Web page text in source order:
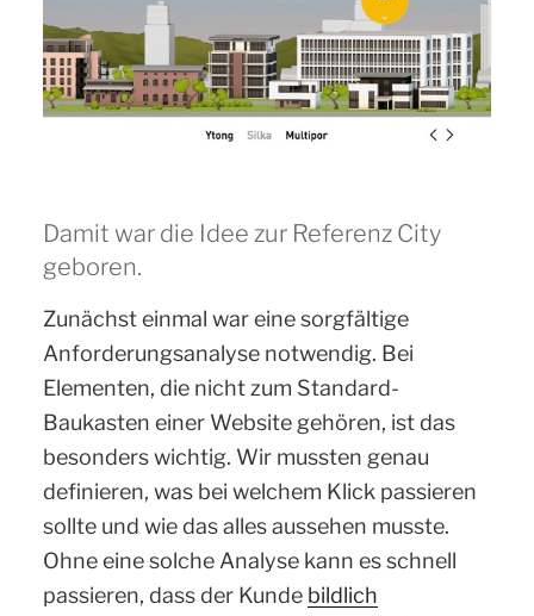
Damit war die Idee zur Referenz City
geboren.
Zunächst einmal war eine sorgfältige
Anforderungsanalyse notwendig. Bei
Elementen, die nicht zum Standard-
Baukasten einer Website gehören, ist das
besonders wichtig. Wir mussten genau
definieren, was bei welchem Klick passieren
sollte und wie das alles aussehen musste.
Ohne eine solche Analyse kann es schnell
passieren, dass der Kunde bildlich